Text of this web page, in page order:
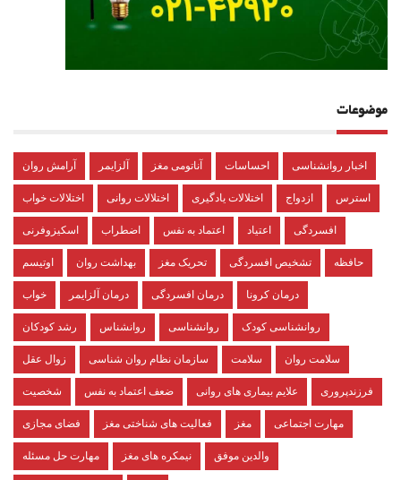
موضوعات
آرامش روان آلزایمر آناتومی مغز احساسات اخبار روانشناسی
اختلالات خواب اختلالات روانی اختلالات یادگیری ازدواج استرس
اسکیزوفرنی اضطراب اعتماد به نفس اعتیاد افسردگی
اوتیسم بهداشت روان تحریک مغز تشخیص افسردگی حافظه
خواب درمان آلزایمر درمان افسردگی درمان کرونا
رشد کودکان روانشناس روانشناسی روانشناسی کودک
زوال عقل سازمان نظام روان شناسی سلامت سلامت روان
شخصیت ضعف اعتماد به نفس علایم بیماری های روانی فرزندپروری
فضای مجازی فعالیت های شناختی مغز مغز مهارت اجتماعی
مهارت حل مسئله نیمکره های مغز والدین موفق